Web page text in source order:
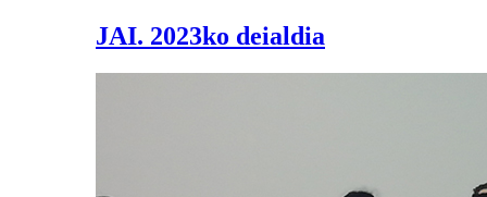
JAI. 2023ko deialdia